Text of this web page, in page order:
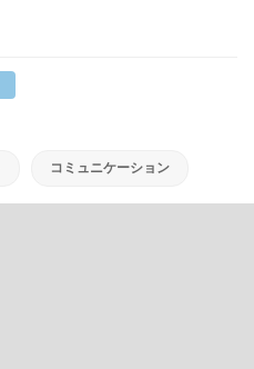
コミュニケーション